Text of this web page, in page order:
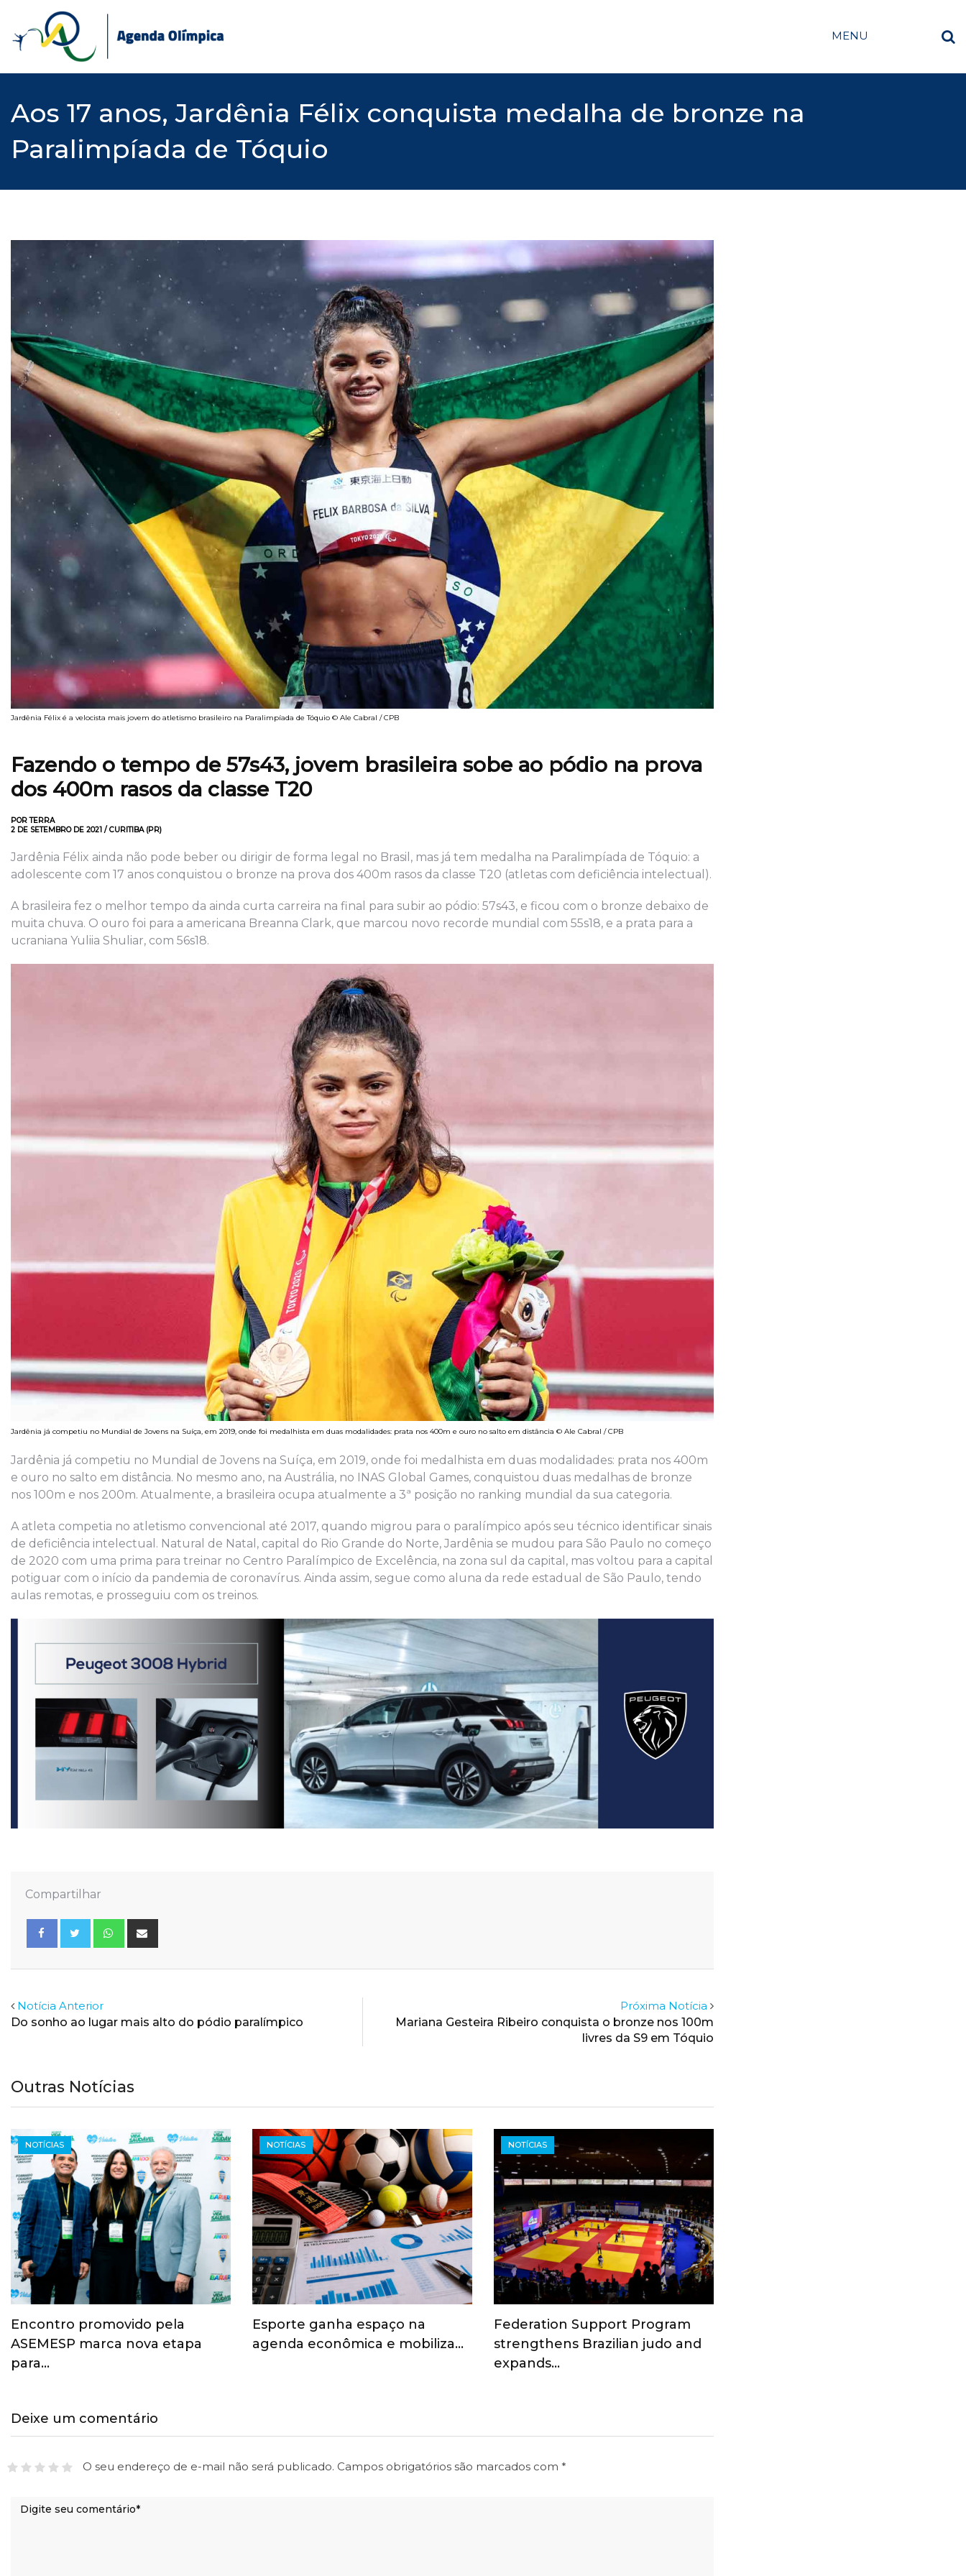
content
MENU
Aos 17 anos, Jardênia Félix conquista medalha de bronze na
Paralimpíada de Tóquio
Jardênia Félix é a velocista mais jovem do atletismo brasileiro na Paralimpíada de Tóquio © Ale Cabral / CPB
Fazendo o tempo de 57s43, jovem brasileira sobe ao pódio na prova
dos 400m rasos da classe T20
POR TERRA
2 DE SETEMBRO DE 2021 / CURITIBA (PR)
Jardênia Félix ainda não pode beber ou dirigir de forma legal no Brasil, mas já tem medalha na Paralimpíada de Tóquio: a
adolescente com 17 anos conquistou o bronze na prova dos 400m rasos da classe T20 (atletas com deficiência intelectual).
A brasileira fez o melhor tempo da ainda curta carreira na final para subir ao pódio: 57s43, e ficou com o bronze debaixo de
muita chuva. O ouro foi para a americana Breanna Clark, que marcou novo recorde mundial com 55s18, e a prata para a
ucraniana Yuliia Shuliar, com 56s18.
Jardênia já competiu no Mundial de Jovens na Suíça, em 2019, onde foi medalhista em duas modalidades: prata nos 400m e ouro no salto em distância © Ale Cabral / CPB
Jardênia já competiu no Mundial de Jovens na Suíça, em 2019, onde foi medalhista em duas modalidades: prata nos 400m
e ouro no salto em distância. No mesmo ano, na Austrália, no INAS Global Games, conquistou duas medalhas de bronze
nos 100m e nos 200m. Atualmente, a brasileira ocupa atualmente a 3ª posição no ranking mundial da sua categoria.
A atleta competia no atletismo convencional até 2017, quando migrou para o paralímpico após seu técnico identificar sinais
de deficiência intelectual. Natural de Natal, capital do Rio Grande do Norte, Jardênia se mudou para São Paulo no começo
de 2020 com uma prima para treinar no Centro Paralímpico de Excelência, na zona sul da capital, mas voltou para a capital
potiguar com o início da pandemia de coronavírus. Ainda assim, segue como aluna da rede estadual de São Paulo, tendo
aulas remotas, e prosseguiu com os treinos.
Compartilhar
Whatsapp
Notícia Anterior
Do sonho ao lugar mais alto do pódio paralímpico
Próxima Notícia
Mariana Gesteira Ribeiro conquista o bronze nos 100m
livres da S9 em Tóquio
Outras Notícias
NOTÍCIAS
Encontro promovido pela
ASEMESP marca nova etapa
para…
NOTÍCIAS
Esporte ganha espaço na
agenda econômica e mobiliza…
NOTÍCIAS
Federation Support Program
strengthens Brazilian judo and
expands…
Deixe um comentário
O seu endereço de e-mail não será publicado. Campos obrigatórios são marcados com *